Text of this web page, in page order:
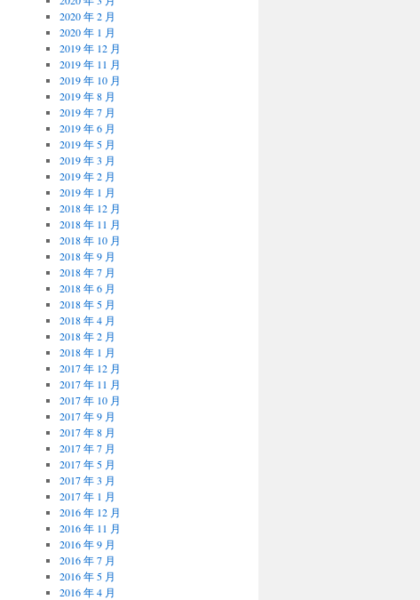
2020 年 2 月
2020 年 1 月
2019 年 12 月
2019 年 11 月
2019 年 10 月
2019 年 8 月
2019 年 7 月
2019 年 6 月
2019 年 5 月
2019 年 3 月
2019 年 2 月
2019 年 1 月
2018 年 12 月
2018 年 11 月
2018 年 10 月
2018 年 9 月
2018 年 7 月
2018 年 6 月
2018 年 5 月
2018 年 4 月
2018 年 2 月
2018 年 1 月
2017 年 12 月
2017 年 11 月
2017 年 10 月
2017 年 9 月
2017 年 8 月
2017 年 7 月
2017 年 5 月
2017 年 3 月
2017 年 1 月
2016 年 12 月
2016 年 11 月
2016 年 9 月
2016 年 7 月
2016 年 5 月
2016 年 4 月